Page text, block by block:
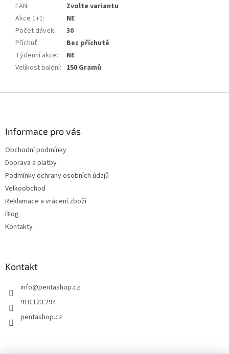
EAN:
Zvolte variantu
Akce 1+1:
NE
Počet dávek:
30
Příchuť:
Bez příchutě
Týdenní akce:
NE
Velikost balení: 150 Gramů
Informace pro vás
Obchodní podmínky
Doprava a platby
Podmínky ochrany osobních údajů
Velkoobchod
Reklamace a vrácení zboží
Blog
Kontakty
Kontakt
info@pentashop.cz
910 123 294
pentashop.cz